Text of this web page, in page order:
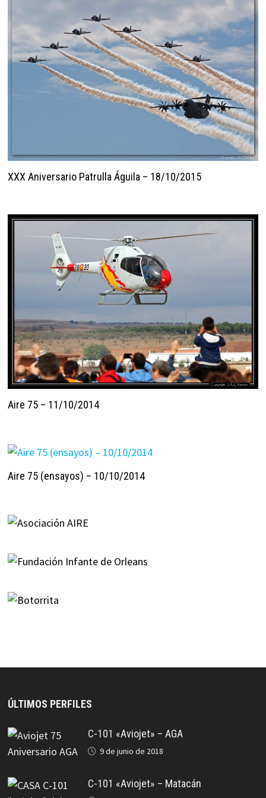
XXX Aniversario Patrulla Águila – 18/10/2015
Aire 75 – 11/10/2014
Aire 75 (ensayos) – 10/10/2014
ÚLTIMOS PERFILES
C-101 «Aviojet» – AGA
9 de junio de 2018
C-101 «Aviojet» – Matacán